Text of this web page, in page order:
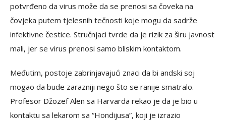
potvrđeno da virus može da se prenosi sa čoveka na
čovjeka putem tjelesnih tečnosti koje mogu da sadrže
infektivne čestice. Stručnjaci tvrde da je rizik za širu javnost
mali, jer se virus prenosi samo bliskim kontaktom.
Međutim, postoje zabrinjavajući znaci da bi andski soj
mogao da bude zarazniji nego što se ranije smatralo.
Profesor Džozef Alen sa Harvarda rekao je da je bio u
kontaktu sa lekarom sa “Hondijusa”, koji je izrazio